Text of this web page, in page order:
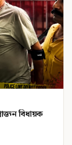
বিধায়ক